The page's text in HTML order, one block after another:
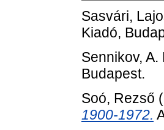
Sasvári,
Kiadó,
Sennikov, A.
Budapest.
Soó, Rezső
1900-1972.